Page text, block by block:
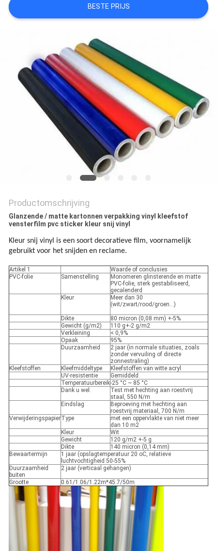
PRIVACY
POLICY
BESTE PRIJS
Productomschrijving
Glanzende / matte kartonnen verpakking vinyl kleefstof
vensterfilm pvc sticker kleur snij vinyl
Kleur snij vinyl is een soort decoratieve film, voornamelijk
gebruikt voor het snijden en reclame.
Artikel 1
Waarde of conclusies
PVC-folie
Samenstelling
Monomeren glinsterende en matte
PVC-folie, sterk gestabiliseerd,
gecalenderd
Kleur
Meer dan 30
(wit/zwart/rood/groen...)
Dikte
80 micron (0,08 mm) +-5%
Gewicht (g/m2)
110 g+-2 g/m2
Verkleining
< 0,9%
Opaak
95%
Duurzaamheid
2 jaar (in normale situaties, zoals
zonder vervuiling of directe
zonnestraling)
Kleefstoffen
Kleefmiddeltype
Kleefstoffen van witte acryl
UV-resistentie
Gemiddeld
Temperatuurbereik-25 °C ~ 85 °C
Dank u wel.
Test met hechting aan roestvrij
staal, 550 N/m
Eindslag
Beproeving met hechting aan
roestvrij materiaal, 700 N/m
VerwijderingspapierType
met een oppervlakte van niet meer
dan 10 m2
Kleur
Wit
Gewicht
120 g/m2 +-5 g
Dikte
140 micron (0,14 mm)
Bewaartermijn
1 jaar (opslagtemperatuur 20 oC, relatieve
luchtvochtigheid 50-55%
Duurzaamheid
buiten
2 jaar (verticaal gehangen)
Grootte 0.61/1.06/1.22m*45.7/50m